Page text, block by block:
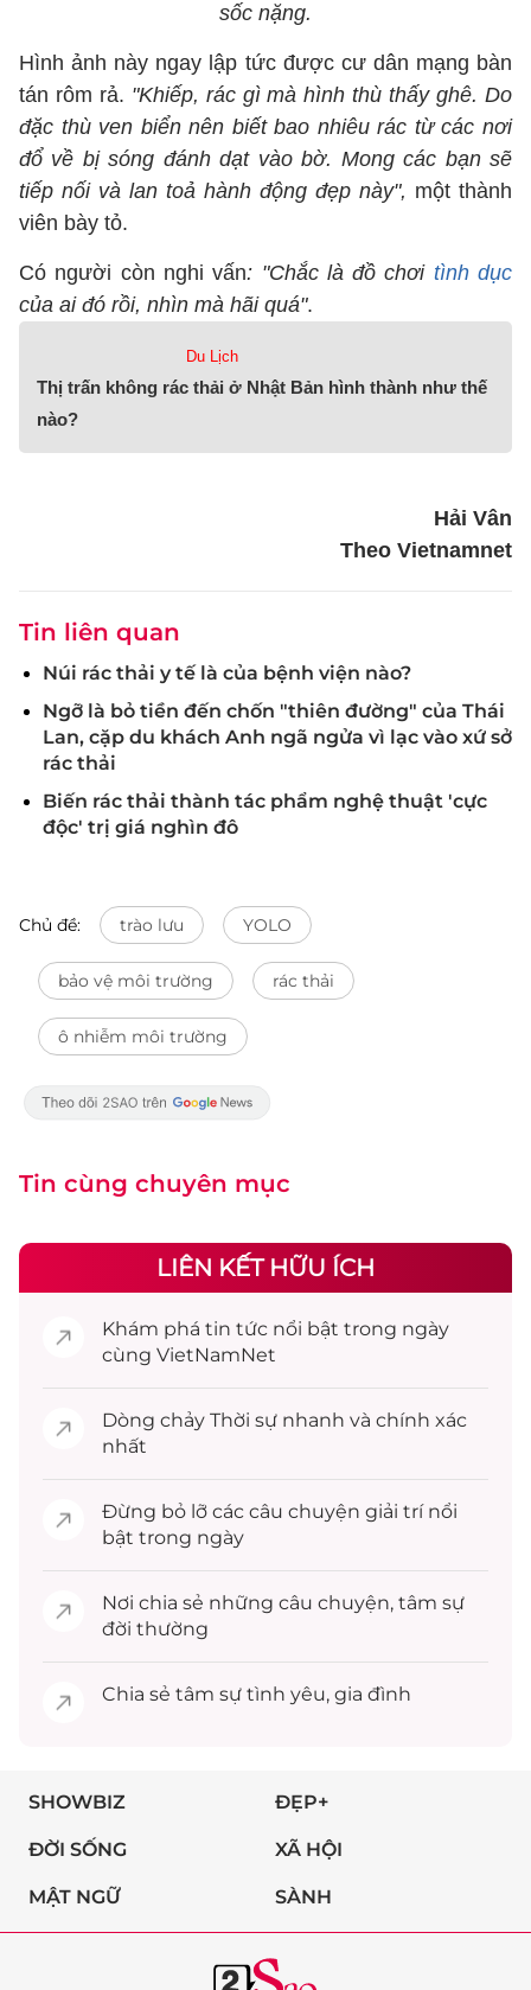
sốc nặng.
Hình ảnh này ngay lập tức được cư dân mạng bàn
tán rôm rả. "Khiếp, rác gì mà hình thù thấy ghê. Do
đặc thù ven biển nên biết bao nhiêu rác từ các nơi
đổ về bị sóng đánh dạt vào bờ. Mong các bạn sẽ
tiếp nối và lan toả hành động đẹp này", một thành
viên bày tỏ.
Có người còn nghi vấn: "Chắc là đồ chơi tình dục
của ai đó rồi, nhìn mà hãi quá".
Du Lịch
Thị trấn không rác thải ở Nhật Bản hình thành như thế
nào?
Hải Vân
Theo Vietnamnet
Tin liên quan
Núi rác thải y tế là của bệnh viện nào?
Ngỡ là bỏ tiền đến chốn "thiên đường" của Thái
Lan, cặp du khách Anh ngã ngửa vì lạc vào xứ sở
rác thải
Biến rác thải thành tác phẩm nghệ thuật 'cực
độc' trị giá nghìn đô
Chủ đề: trào lưu YOLO
bảo vệ môi trường rác thải
ô nhiễm môi trường
Tin cùng chuyên mục
LIÊN KẾT HỮU ÍCH
Khám phá tin tức nổi bật trong ngày
cùng VietNamNet
Dòng chảy Thời sự nhanh và chính xác
nhất
Đừng bỏ lỡ các câu chuyện giải trínổi
bật trong ngày
Nơi chia sẻ những câu chuyện, tâm sự
đời thường
Chia sẻ tâm sự tình yêu, gia đình
SHOWBIZ ĐẸP+
ĐỜI SỐNG XÃ HỘI
MẬT NGỮ SÀNH